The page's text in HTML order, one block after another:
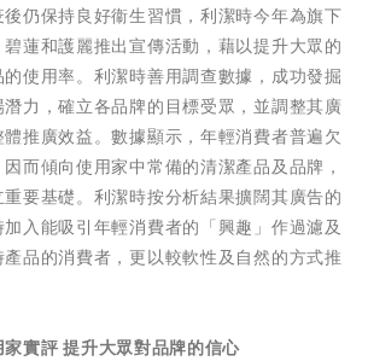
仍保持良好衞生習慣，利潔時今年為旗下
蓮和護麗推出宣傳活動，藉以提升大眾的
使用率。利潔時善用調查數據，成功發掘
力，確立各品牌的目標受眾，並調整其廣
推廣效益。數據顯示，年輕消費者普遍欠
而傾向使用家中常備的清潔產品及品牌，
要基礎。利潔時按分析結果擴闊其廣告的
入能吸引年輕消費者的「興趣」作過濾及
品的消費者，更以較軟性及自然的方式推
家實評 提升大眾對品牌的信心